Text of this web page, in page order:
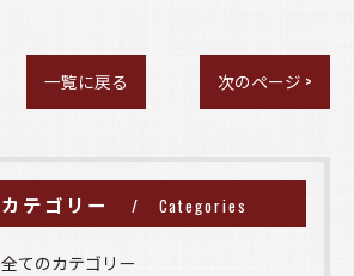
一覧に戻る 次のページ >
カテゴリー Categories
全てのカテゴリー